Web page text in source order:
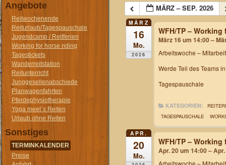
Angebote
Reitwochenende
Reiturlaub/Tagespauschale
Jugendcamp / Reitferien
Working for horse riding
Tagestickets
Wanderreitstation
Reitunterricht
Junggesellenabschiede
Planwagenfahrten
Pferdephysiotherapie
Yoga meet´s Reiten
Urlaub ohne Reiten
Sonstiges
TERMINKALENDER
Preise
MÄRZ – SEP. 2026
MÄRZ
16
Mo.
2026
WFH/TP –
März 16 um 14:00 –
Arbeitswoche –
Werde Teil des Teams
Tagespauschale
KATEGORIEN:
TAGESPAUSCHALE
APR.
20
Mo.
WFH/TP –
Apr. 20 um 14:00 –
Arbeitswoche –